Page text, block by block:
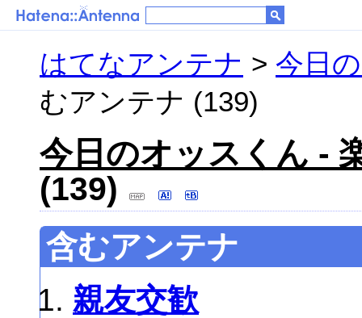
はてなアンテナ > 今日
むアンテナ (139)
今日のオッスくん -
(139)
含むアンテナ
親友交歓